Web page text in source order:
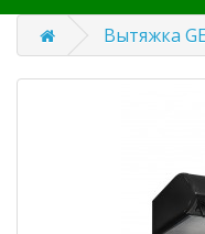
Вытяжка